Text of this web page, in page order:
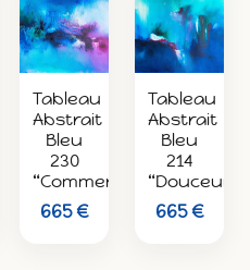
Tableau
Abstrait
Bleu
230
“Commencement”
665 €
Tableau
Abstrait
Bleu
214
“Douceur”
665 €